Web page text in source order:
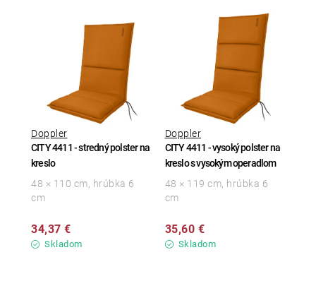
CITY 4411 - stredný polster na
kreslo
Doppler
Skladom
34,37 €
48 × 110 cm, hrúbka 6
cm
CITY 4411 - vysoký polster na
kreslo s vysokým operadlom
Doppler
Skladom
35,60 €
48 × 119 cm, hrúbka 6
cm